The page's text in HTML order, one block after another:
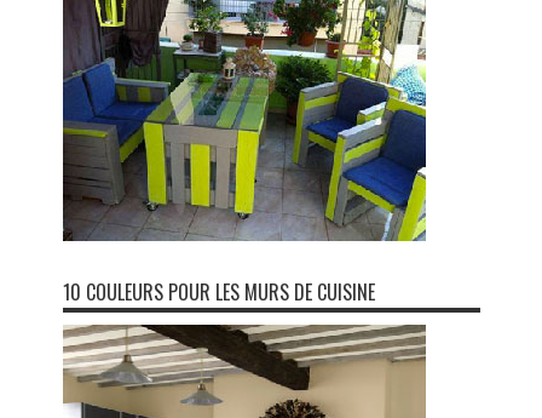
10 COULEURS POUR LES MURS DE CUISINE